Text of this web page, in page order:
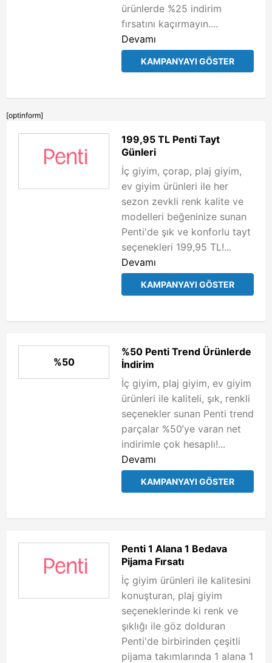
ürünlerde %25 indirim
fırsatını kaçırmayın....
Devamı
KAMPANYAYI GÖSTER
[optinform]
199,95 TL Penti Tayt
Günleri
İç giyim, çorap, plaj giyim,
ev giyim ürünleri ile her
sezon zevkli renk kalite ve
modelleri beğeninize sunan
Penti'de şık ve konforlu tayt
seçenekleri 199,95 TL!...
Devamı
KAMPANYAYI GÖSTER
%50
%50 Penti Trend Ürünlerde
İndirim
İç giyim, plaj giyim, ev giyim
ürünleri ile kaliteli, şık, renkli
seçenekler sunan Penti trend
parçalar %50’ye varan net
indirimle çok hesaplı!...
Devamı
KAMPANYAYI GÖSTER
Penti 1 Alana 1 Bedava
Pijama Fırsatı
İç giyim ürünleri ile kalitesini
konuşturan, plaj giyim
seçeneklerinde ki renk ve
şıklığı ile göz dolduran
Penti'de birbirinden çeşitli
pijama takımlarında 1 alana 1